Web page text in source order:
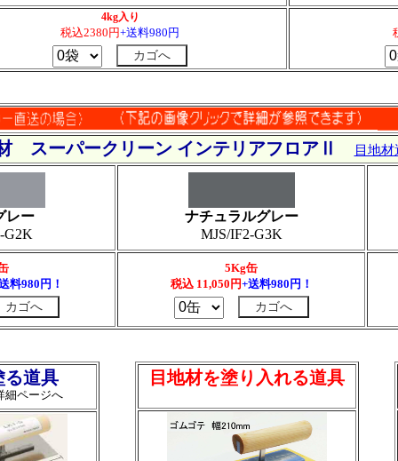
目地材を塗り入れる道具
る道具
細ページへ
4kg入り
税込2380円+送料980円
スーパークリーン インテリアフロアⅡ 目地
レー
G2K
ナチュラルグレー
MJS/IF2-G3K
料980円！
5Kg缶
税込 11,050 円+送料980円！